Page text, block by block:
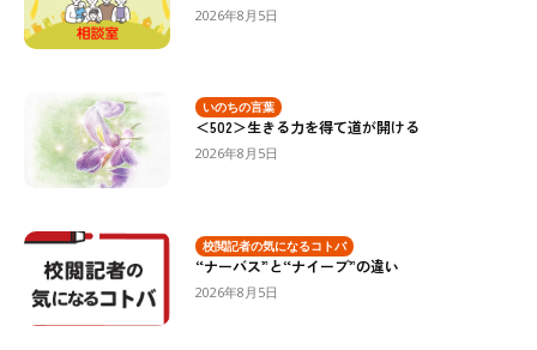
2026年8月5日
いのちの言葉
＜502＞生きる力を得て道が開ける
2026年8月5日
校閲記者の気になるコトバ
“ナーバス”と“ナイーブ”の違い
2026年8月5日